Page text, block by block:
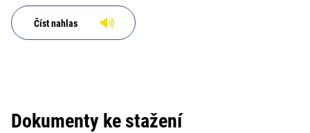
Číst nahlas
Dokumenty ke stažení